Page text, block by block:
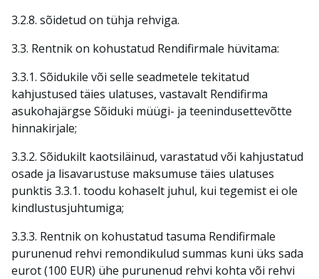
3.2.8. sõidetud on tühja rehviga.
3.3. Rentnik on kohustatud Rendifirmale hüvitama:
3.3.1. Sõidukile või selle seadmetele tekitatud
kahjustused täies ulatuses, vastavalt Rendifirma
asukohajärgse Sõiduki müügi- ja teenindusettevõtte
hinnakirjale;
3.3.2. Sõidukilt kaotsiläinud, varastatud või kahjustatud
osade ja lisavarustuse maksumuse täies ulatuses
punktis 3.3.1. toodu kohaselt juhul, kui tegemist ei ole
kindlustusjuhtumiga;
3.3.3. Rentnik on kohustatud tasuma Rendifirmale
purunenud rehvi remondikulud summas kuni üks sada
eurot (100 EUR) ühe purunenud rehvi kohta või rehvi